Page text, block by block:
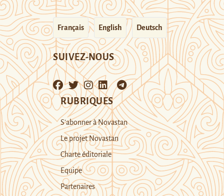
Français English Deutsch
SUIVEZ-NOUS
RUBRIQUES
S’abonner à Novastan
Le projet Novastan
Charte éditoriale
Equipe
Partenaires